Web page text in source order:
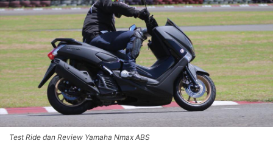
Test Ride dan Review Yamaha Nmax ABS